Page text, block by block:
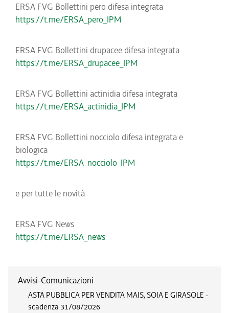
ERSA FVG Bollettini pero difesa integrata
https://t.me/ERSA_pero_IPM
ERSA FVG Bollettini drupacee difesa integrata
https://t.me/ERSA_drupacee_IPM
ERSA FVG Bollettini actinidia difesa integrata
https://t.me/ERSA_actinidia_IPM
ERSA FVG Bollettini nocciolo difesa integrata e
biologica
https://t.me/ERSA_nocciolo_IPM
e per tutte le novità
ERSA FVG News
https://t.me/ERSA_news
Avvisi-Comunicazioni
ASTA PUBBLICA PER VENDITA MAIS, SOIA E GIRASOLE -
scadenza 31/08/2026